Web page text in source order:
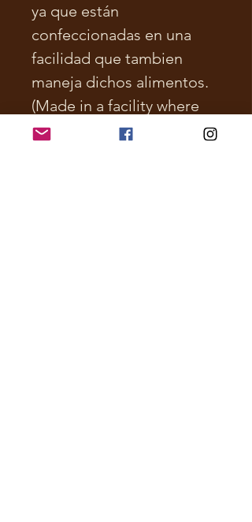
ya que están
confeccionadas en una
facilidad que tambien
maneja dichos alimentos.
(Made in a facility where
nuts and milk are handled.